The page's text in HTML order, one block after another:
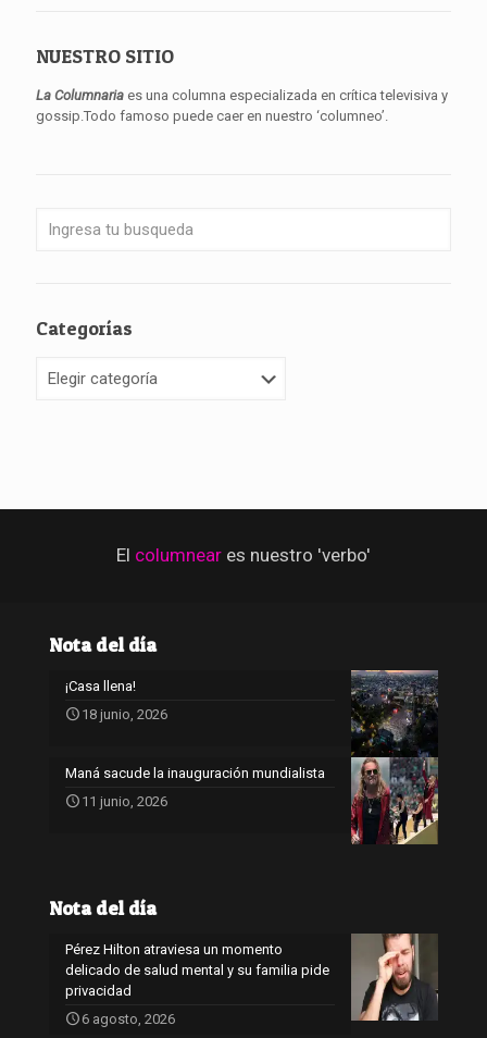
NUESTRO SITIO
La Columnaria es una columna especializada en crítica televisiva y
gossip.Todo famoso puede caer en nuestro ‘columneo’.
Categorías
El columnear es nuestro 'verbo'
Nota del día
¡Casa llena!
18 junio, 2026
Maná sacude la inauguración mundialista
11 junio, 2026
Nota del día
Pérez Hilton atraviesa un momento
delicado de salud mental y su familia pide
privacidad
6 agosto, 2026